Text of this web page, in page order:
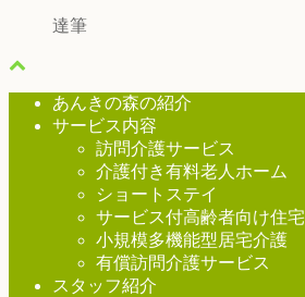
達筆
あんきの森の紹介
サービス内容
訪問介護サービス
介護付き有料老人ホーム
ショートステイ
サービス付高齢者向け住宅
小規模多機能型居宅介護
有償訪問介護サービス
スタッフ紹介